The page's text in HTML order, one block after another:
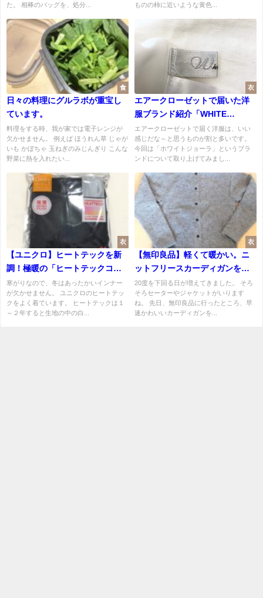
た。 相棒のバッグを、処分...
ものの柿に近いような黄色...
食
日々の料理にグルラボが重宝し
ています。
料理をする時、我が家では電子レンジが
欠かせません。 例えば ほうれん草 じゃが
いも かぼちゃ 玉ねぎのみじんぎり こんな
野菜に熱を入れたい...
衣
エアークローゼットで届いた洋
服ブランド紹介「WHITE
JOOLA（ホワイトジョーラ）」
エアークローゼットで届く洋服は、いい
感じだな～と思うものが割と多いです。
今回は「ホワイトジョーラ」というブラ
ンドについて取り上げてみまし...
衣
【ユニクロ】ヒートテックを新
調！極暖の「ヒートテックコッ
トン」を購入しました。
寒がりなので、冬はあったかいインナー
が欠かせません。 ユニクロのヒートテッ
クをよく着ています。 ヒートテックは１
～２年すると生地の中の白...
衣
【無印良品】軽くて暖かい。ニ
ットフリースカーディガンを購
入しました。
20度を下回る日が増えてきました。 そろ
そろセーターやジャケットがいります
ね。 先日、無印良品に行ったところ、早
速かわいいカーディガンを...